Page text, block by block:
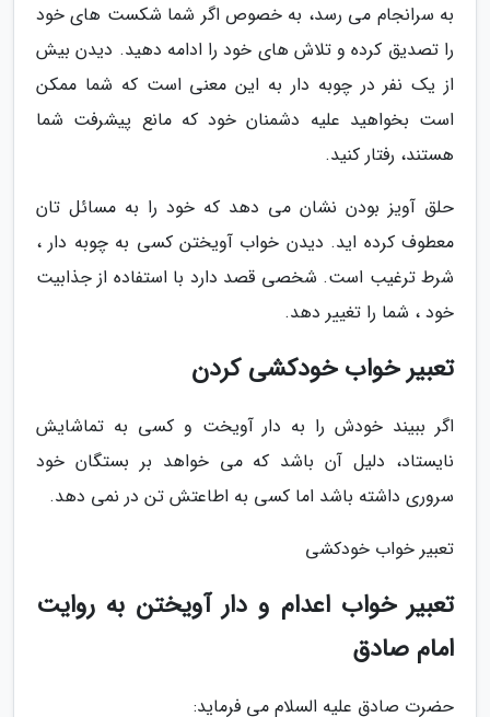
به سرانجام می رسد، به خصوص اگر شما شکست های خود
را تصدیق کرده و تلاش های خود را ادامه دهید. دیدن بیش
از یک نفر در چوبه دار به این معنی است که شما ممکن
است بخواهید علیه دشمنان خود که مانع پیشرفت شما
هستند، رفتار کنید.
حلق آویز بودن نشان می دهد که خود را به مسائل تان
معطوف کرده اید. دیدن خواب آویختن کسی به چوبه دار ،
شرط ترغیب است. شخصی قصد دارد با استفاده از جذابیت
خود ، شما را تغییر دهد.
تعبیر خواب خودکشی کردن
اگر ببیند خودش را به دار آویخت و کسی به تماشایش
نایستاد، دلیل آن باشد که می خواهد بر بستگان خود
سروری داشته باشد اما کسی به اطاعتش تن در نمی دهد.
تعبیر خواب خودکشی
تعبیر خواب اعدام و دار آویختن به روایت
امام صادق
حضرت صادق علیه السلام می فرماید: